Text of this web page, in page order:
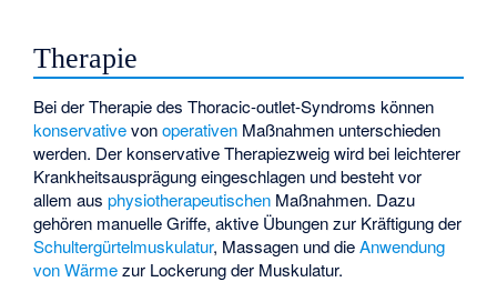
Therapie
Bei der Therapie des Thoracic-outlet-Syndroms können
konservativevonoperativen Maßnahmen unterschieden
werden. Der konservative Therapiezweig wird bei leichterer
Krankheitsausprägung eingeschlagen und besteht vor
allem ausphysiotherapeutischen Maßnahmen. Dazu
gehören manuelle Griffe, aktive Übungen zur Kräftigung der
Schultergürtelmuskulatur, Massagen und dieAnwendung
von Wärmezur Lockerung der Muskulatur.